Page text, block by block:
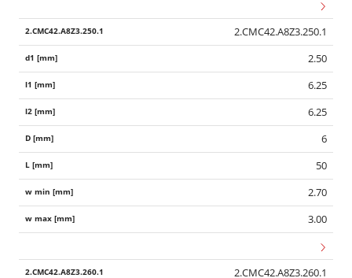
2.CMC42.A8Z3.250.1
2.50
6.25
6.25
6
50
2.70
3.00
2.CMC42.A8Z3.260.1